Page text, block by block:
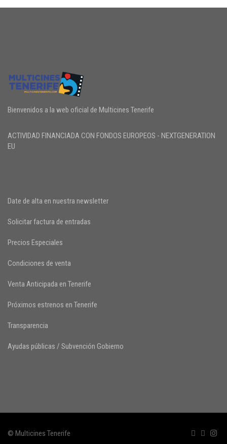
Bienvenidos a la web oficial de Multicines Tenerife
ACTIVIDAD FINANCIADA CON FONDOS EUROPEOS - NEXTGENERATION
EU
Date de alta en nuestra newsletter
Solicitar factura de entradas
Precios Especiales
Condiciones de venta
Venta Anticipada en Tenerife
Próximos estrenos en Tenerife
Transparencia
Ayudas públicas / Subvención Gobierno
© Multicines Tenerife